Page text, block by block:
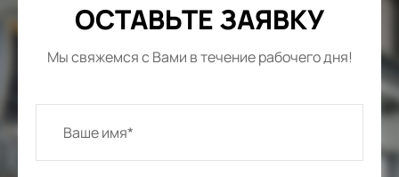
ОСТАВЬТЕ ЗАЯВКУ
Мы свяжемся с Вами в течение рабочего дня!